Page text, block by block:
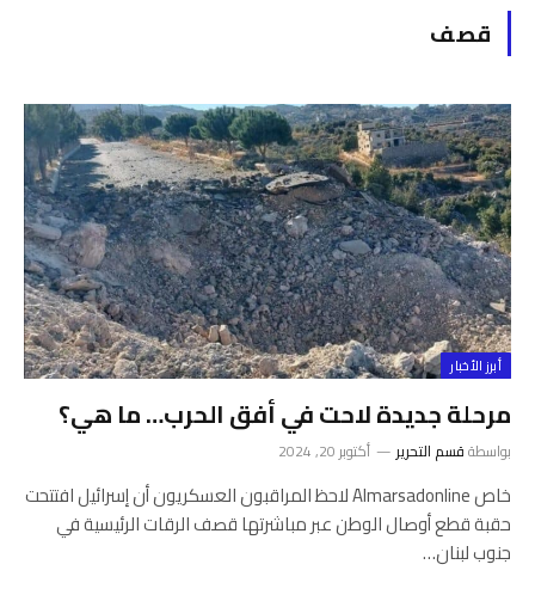
قصف
أبرز الأخبار
مرحلة جديدة لاحت في أفق الحرب… ما هي؟
بواسطةقسم التحرير أكتوبر 20, 2024
خاص Almarsadonline لاحظ المراقبون العسكريون أن إسرائيل افتتحت
حقبة قطع أوصال الوطن عبر مباشرتها قصف الرقات الرئيسية في
جنوب لبنان…